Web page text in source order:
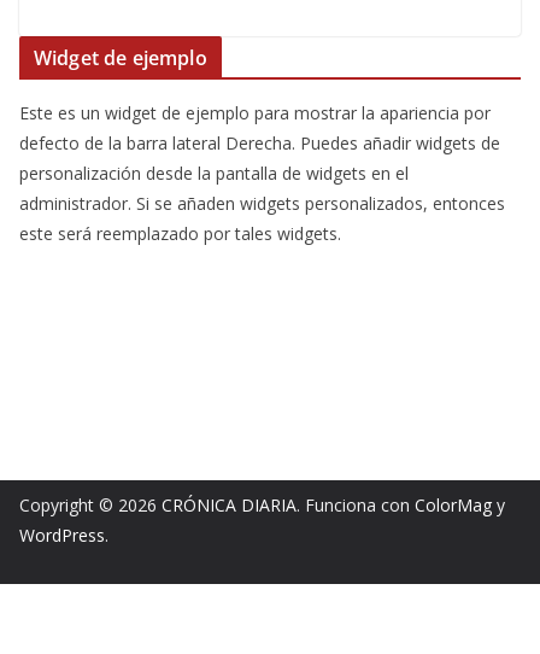
Widget de ejemplo
Este es un widget de ejemplo para mostrar la apariencia por
defecto de la barra lateral Derecha. Puedes añadir widgets de
personalización desde la pantalla de widgets en el
administrador. Si se añaden widgets personalizados, entonces
este será reemplazado por tales widgets.
Copyright © 2026 CRÓNICA DIARIA. Funciona con ColorMag y
WordPress.